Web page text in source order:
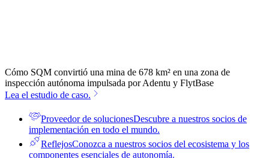
Cómo SQM convirtió una mina de 678 km² en una zona de
inspección autónoma impulsada por Adentu y FlytBase
Lea el estudio de caso.
Proveedor de solucionesDescubre a nuestros socios de
implementación en todo el mundo.
ReflejosConozca a nuestros socios del ecosistema y los
componentes esenciales de autonomía.